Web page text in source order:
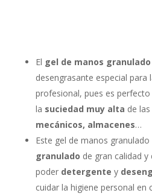
El gel de manos granulado
desengrasante especial para
profesional, pues es
la suciedad muy alta de
mecánicos, almacenes…
Este gel de manos granulado
granulado de gran calidad
poder detergente y
cuidar la higiene personal en